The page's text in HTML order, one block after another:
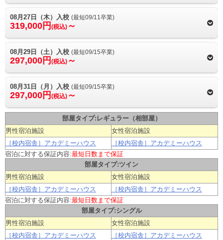
08月27日（木）入校 (最短09/11卒業)
319,000円 (税込) ～
08月29日（土）入校 (最短09/15卒業)
297,000円 (税込) ～
08月31日（月）入校 (最短09/15卒業)
297,000円 (税込) ～
部屋タイプ:レギュラー（相部屋）
男性宿泊施設
女性宿泊施設
［校内宿舎］アカデミーハウス
［校内宿舎］アカデミーハウス
宿泊に対する保証内容:最短日数まで保証
部屋タイプ:ツイン
男性宿泊施設
女性宿泊施設
［校内宿舎］アカデミーハウス
［校内宿舎］アカデミーハウス
宿泊に対する保証内容:最短日数まで保証
部屋タイプ:シングル
男性宿泊施設
女性宿泊施設
［校内宿舎］アカデミーハウス
［校内宿舎］アカデミーハウス